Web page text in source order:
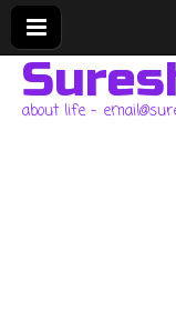
about life –